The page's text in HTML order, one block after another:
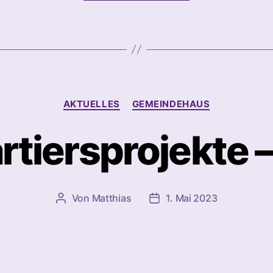
Kategorien
AKTUELLES GEMEINDEHAUS
Beitragsautor
Von Matthias Beitragsdatum
1. Mai 2023